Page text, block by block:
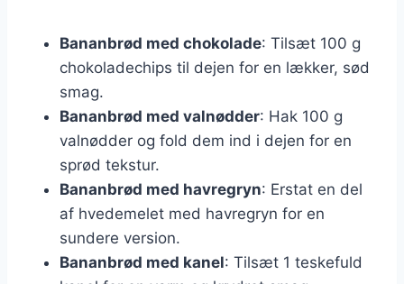
Bananbrød med chokolade: Tilsæt 100 g
chokoladechips til dejen for en lækker, sød
smag.
Bananbrød med valnødder: Hak 100 g
valnødder og fold dem ind i dejen for en
sprød tekstur.
Bananbrød med havregryn: Erstat en del
af hvedemelet med havregryn for en
sundere version.
Bananbrød med kanel: Tilsæt 1 teskefuld